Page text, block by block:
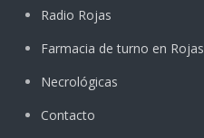
Radio Rojas
Farmacia de turno en Rojas
Necrológicas
Contacto